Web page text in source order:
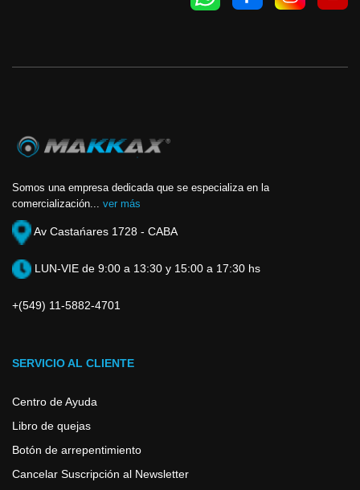
Somos una empresa dedicada que se especializa en la
comercialización... ver más
Av Castańares 1728 - CABA
LUN-VIE de 9:00 a 13:30 y 15:00 a 17:30 hs
+(549) 11-5882-4701
SERVICIO AL CLIENTE
Centro de Ayuda
Libro de quejas
Botón de arrepentimiento
Cancelar Suscripción al Newsletter